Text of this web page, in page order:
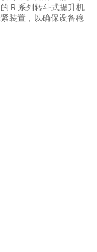
R 系列转斗式提升机
装置，以确保设备稳